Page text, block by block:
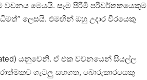
වචනය මෙයයි. සෑම පිරිමි පරිවර්තකයෙකුම
ලෙසයි. එමඟින් ඔහු උදාර වීරයෙකු
යනුවෙනි. ඒ එක වචනයෙන් සියල්ල
ගැටලු සහගත, බොරුකාරයෙකු